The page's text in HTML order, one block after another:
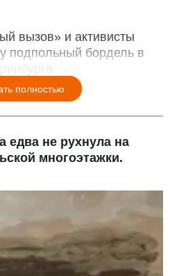
вызов» и активисты
подпольный бордель в
полностью
едва не рухнула на
многоэтажки.